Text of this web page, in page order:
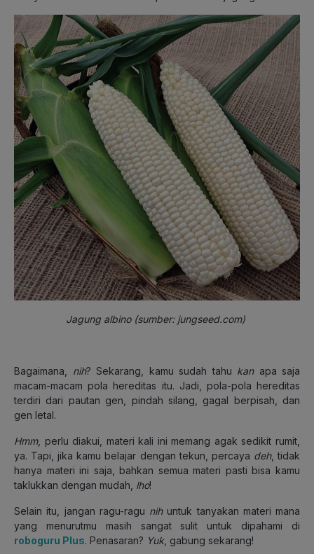
Jagung albino (sumber: jungseed.com)
Bagaimana, nih? Sekarang, kamu sudah tahu kan apa saja
macam-macam pola hereditas itu. Jadi, pola-pola hereditas
terdiri dari pautan gen, pindah silang, gagal berpisah, dan
gen letal.
Hmm, perlu diakui, materi kali ini memang agak sedikit rumit,
ya. Tapi, jika kamu belajar dengan tekun, percaya deh, tidak
hanya materi ini saja, bahkan semua materi pasti bisa kamu
taklukkan dengan mudah, lho!
Selain itu, jangan ragu-ragu nihuntuk tanyakan materi mana
yang menurutmu masih sangat sulit untuk dipahami di
roboguru Plus. Penasaran? Yuk, gabung sekarang!